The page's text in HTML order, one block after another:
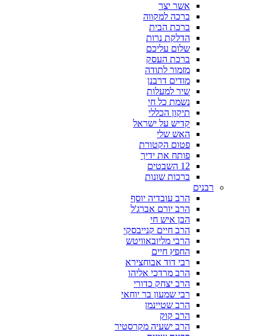
אשר יצר
ברכה למקווה
ברכת הבית
הדלקת נרות
שלום עליכם
ברכת העסק
מזמור לתודה
מודים דרבנן
שיר למעלות
נשמת כל חי
תיקון הכללי
קדיש על ישראל
האש שלי
פטום הקטורת
פותח את ידיך
12 השבטים
ברכות שונות
רבנים
הרב עובדיה יוסף
הרב יורם אברג'ל
הבן איש חי
הרב חיים קנייבסקי
הרבי מליובאוויטש
החפץ חיים
רבי דוד אבוחצירא
הרב מרדכי אליהו
הרב יצחק כדורי
רבי שמעון בר יוחאי
הרב שטיינמן
הרב קוק
הרב ישעיה מקרסטיר